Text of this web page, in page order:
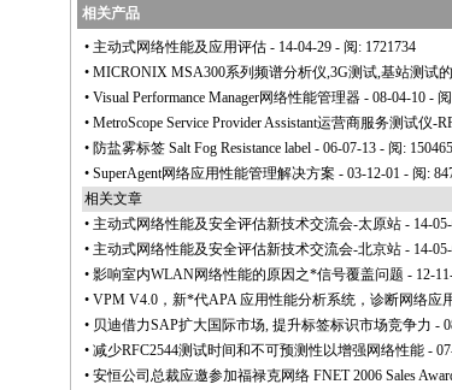
相关产品
• 主动式网络性能及应用评估 - 14-04-29 - 阅: 1721734
• MICRONIX MSA300系列频谱分析仪,3G测试,基站测试
• Visual Performance Manager网络性能管理器 - 08-04-10 -
• MetroScope Service Provider Assistant运营商服务测试仪-
• 防盐雾标签 Salt Fog Resistance label - 06-07-13 - 阅:
• SuperAgent网络应用性能管理解决方案 - 03-12-01 - 阅:
相关文章
• 主动式网络性能及安全评估新技术交流会-太原站 - 14-
• 主动式网络性能及安全评估新技术交流会-北京站 - 14-
• 影响室内WLAN网络性能的原因之*信号覆盖问题 - 12-
• VPM V4.0，新*代APA 应用性能分析系统，诊断网络应
• 贝迪借力SAP扩大国际市场, 提升标签标识市场竞争力 -
• 减少RFC2544测试时间和不可预测性以增强网络性能 -
• 安恒公司总裁应邀参加福禄克网络 FNET 2006 Sales